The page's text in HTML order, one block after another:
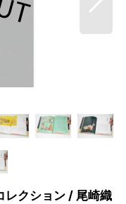
レクション / 尾崎織